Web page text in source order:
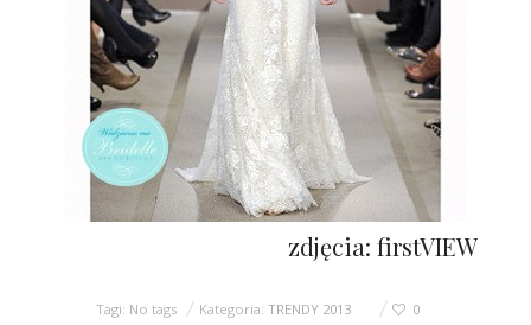
zdjęcia: firstVIEW
Tagi: No tags Kategoria: TRENDY 2013 0